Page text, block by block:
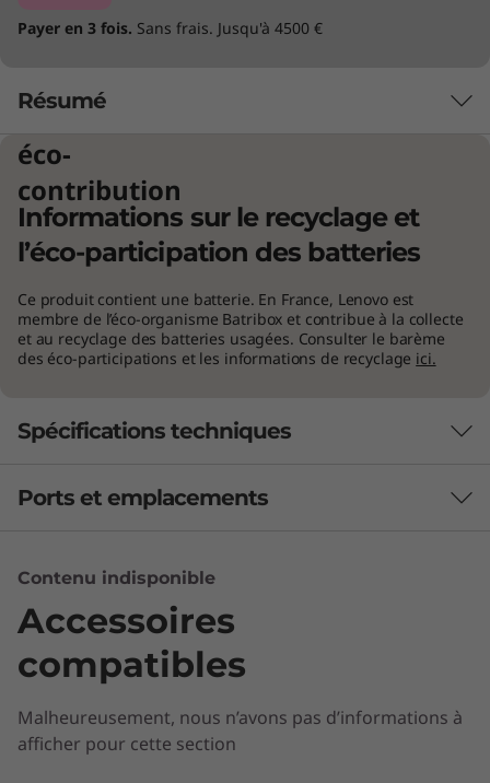
Payer en 3 fois. Sans frais. Jusqu'à 4500 €
Résumé
Lorsque l'IA répond à
vos exigences
Améliorez votre niveau avec l'ordinateur
portable IA Yoga Slim 7x Gen 9 (14"
Snapdragon). En plus d'être intelligent, votre
vous. Optimisé à l'IA, il rationalise vos tâches
créatives grâce à des actions de veille sur les
portable, on se préoccupe moins des
éco-
contribution
Informations sur le recyclage et
l’éco-participation des batteries
Ce produit contient une batterie. En France, Lenovo est
membre de l’éco-organisme Batribox et contribue à la collecte
et au recyclage des batteries usagées. Consulter le barème
des éco-participations et les informations de recyclage ici.
Spécifications techniques
Performances
70 Wh
Audio
4 haut-parleurs avec Dolby Atmos
Caméra
Ports et emplacements
Contenu indisponible
Accessoires
compatibles
Malheureusement, nous n’avons pas d’informations à
afficher pour cette section